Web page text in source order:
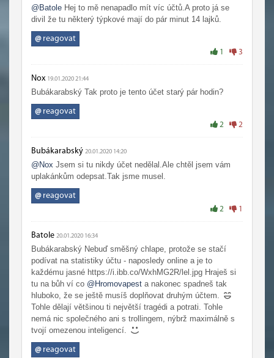
@Batole Hej to mě nenapadlo mít víc účtů.A proto já se
divil že tu některý týpkové mají do pár minut 14 lajků.
@reagovat
1 3
Nox 19.01.2020 21:44
Bubákarabský Tak proto je tento účet starý pár hodin?
@reagovat
2 2
Bubákarabský 20.01.2020 14:20
@Nox Jsem si tu nikdy účet nedělal.Ale chtěl jsem vám
uplakánkům odepsat.Tak jsme musel.
@reagovat
2 1
Batole 20.01.2020 16:34
Bubákarabský Nebuď směšný chlape, protože se stačí
podívat na statistiky účtu - naposledy online a je to
každému jasné https://i.ibb.co/WxhMG2R/lel.jpg Hraješ si
tu na bůh ví co @Hromovapest a nakonec spadneš tak
hluboko, že se ještě musíš doplňovat druhým účtem.
Tohle dělají většinou ti největší tragédi a potrati. Tohle
nemá nic společného ani s trollingem, nýbrž maximálně s
tvojí omezenou inteligencí.
@reagovat